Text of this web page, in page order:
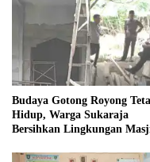
Budaya Gotong Royong
Hidup, Warga Sukaraja
Bersihkan Lingkungan